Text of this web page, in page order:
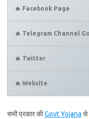
🔥 Facebook Page
🔥 Telegram Channel
🔥 Twitter
🔥 Website
सभी प्रकार कीGovt Yojana से